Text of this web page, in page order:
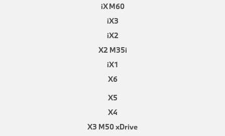
iX M60
iX3
iX2
X2 M35i
iX1
X6
X5
X4
X3 M50 xDrive